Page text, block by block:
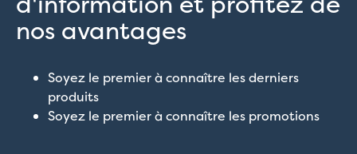
nos avantages
Soyez le premier à connaître les derniers
produits
Soyez le premier à connaître les promotions